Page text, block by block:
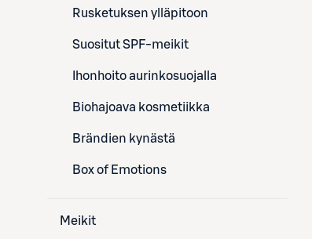
Rusketuksen ylläpitoon
Suositut SPF-meikit
Ihonhoito aurinkosuojalla
Biohajoava kosmetiikka
Brändien kynästä
Box of Emotions
Meikit